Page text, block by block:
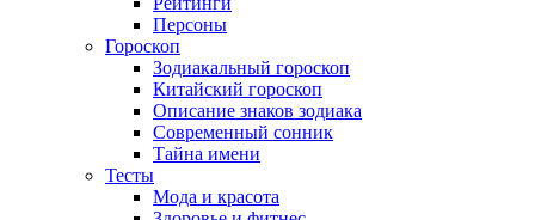
Персоны
Гороскоп
Зодиакальный гороскоп
Китайский гороскоп
Описание знаков зодиака
Современный сонник
Тайна имени
Тесты
Мода и красота